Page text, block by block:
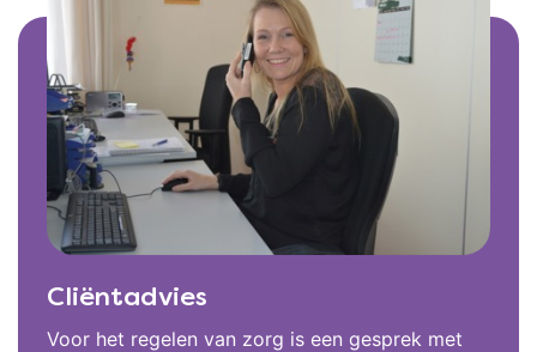
Cliëntadvies
Voor het regelen van zorg is een gesprek met